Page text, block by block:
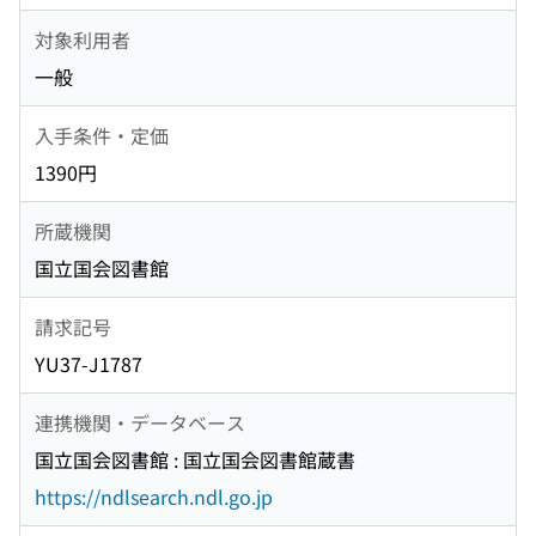
対象利用者
一般
入手条件・定価
1390円
所蔵機関
国立国会図書館
請求記号
YU37-J1787
連携機関・データベース
国立国会図書館 : 国立国会図書館蔵書
https://ndlsearch.ndl.go.jp